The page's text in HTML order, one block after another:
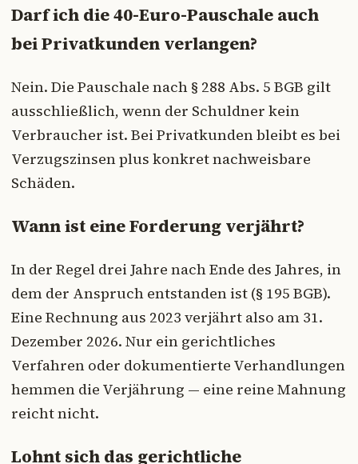
Darf ich die 40-Euro-Pauschale auch
bei Privatkunden verlangen?
Nein. Die Pauschale nach § 288 Abs. 5 BGB gilt
ausschließlich, wenn der Schuldner kein
Verbraucher ist. Bei Privatkunden bleibt es bei
Verzugszinsen plus konkret nachweisbare
Schäden.
Wann ist eine Forderung verjährt?
In der Regel drei Jahre nach Ende des Jahres, in
dem der Anspruch entstanden ist (§ 195 BGB).
Eine Rechnung aus 2023 verjährt also am 31.
Dezember 2026. Nur ein gerichtliches
Verfahren oder dokumentierte Verhandlungen
hemmen die Verjährung — eine reine Mahnung
reicht nicht.
Lohnt sich das gerichtliche